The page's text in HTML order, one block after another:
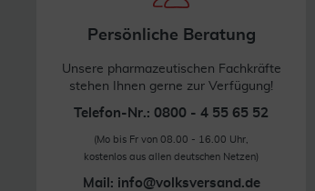
Persönliche Beratung
Unsere pharmazeutischen Fachkräfte
stehen Ihnen gerne zur Verfügung!
Telefon-Nr.: 0800 - 4 55 65 52
(Mo bis Fr von 08.00 - 16.00 Uhr,
kostenlos aus allen deutschen Netzen)
Mail: info@volksversand.de